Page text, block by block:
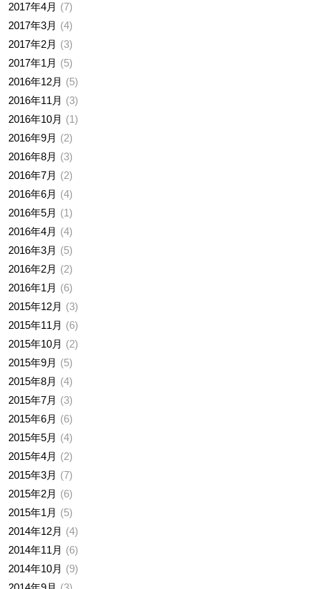
2017年4月
7
2017年3月
4
2017年2月
3
2017年1月
5
2016年12月
5
2016年11月
3
2016年10月
1
2016年9月
2
2016年8月
3
2016年7月
2
2016年6月
4
2016年5月
1
2016年4月
4
2016年3月
5
2016年2月
2
2016年1月
6
2015年12月
3
2015年11月
6
2015年10月
2
2015年9月
5
2015年8月
4
2015年7月
3
2015年6月
6
2015年5月
4
2015年4月
2
2015年3月
7
2015年2月
6
2015年1月
5
2014年12月
4
2014年11月
6
2014年10月
9